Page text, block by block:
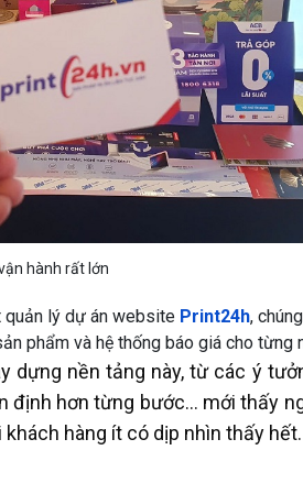
hành rất lớn
quản lý dự án website Print24h,
phẩm và hệ thống báo giá cho từng
dựng nền tảng này, từ các ý
định hơn từng bước… mới thấy
hàng ít có dịp nhìn thấy hết.